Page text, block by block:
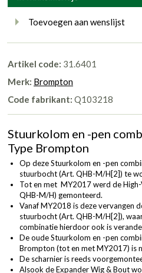
Toevoegen aan wenslijst
Artikel code: 31.6401
Merk: Brompton
Code fabrikant: Q103218
Stuurkolom en -pen
Type Brompton
Op deze Stuurkolom en -pen
stuurbocht (Art. QHB-M/H[2]) te
Tot en met MY2017 werd de
QHB-M/H) gemonteerd.
Vanaf MY2018 is deze vervangen
stuurbocht (Art. QHB-M/H[2]),
combinatie hierdoor ook is
De oude Stuurkolom en -pen
Brompton (tot en met MY2017) is
De scharnier is reeds
Alsook de Expander Wig & Bout